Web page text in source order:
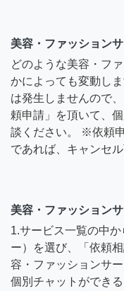
美容・ファッション
どのような美容・フ
かによっても変動し
は発生しませんので
頼申請」を頂いて、
談ください。 ※依頼
であれば、キャンセル
美容・ファッション
1.サービス一覧の中
ー）を選び、「依頼
容・ファッションサ
個別チャットができ